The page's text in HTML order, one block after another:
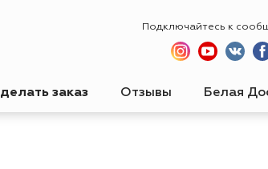
Подключайтесь к
заказ Отзывы Белая